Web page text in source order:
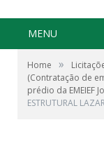
MENU
Home »
(Contratação de
prédio da EMEIEF
ESTRUTURAL